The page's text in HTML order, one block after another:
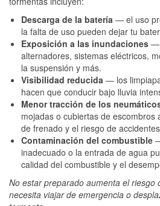
Descarga de la batería — el uso
la falta de uso pueden dejar tu
Exposición a las inundaciones —
alternadores, sistemas eléctricos,
la suspensión y más.
Visibilidad reducida — los
hacen que conducir bajo lluvia
Menor tracción de los
mojadas o cubiertas de escombros
de frenado y el riesgo de
Contaminación del combustible
inadecuado o la entrada de agua
calidad del combustible y el
No estar preparado aumenta el riesgo
necesita viajar de emergencia o